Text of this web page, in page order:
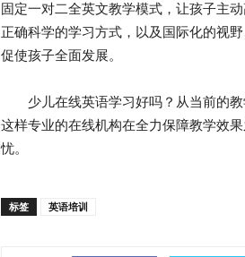
固定一对二全英文教学模式，让孩子主
正确科学的学习方式，以及国际化的视
促使孩子全面发展。
少儿在线英语学习好吗？从当前的教
这样专业的在线机构在全力保障教学效
忧。
标签 英语培训